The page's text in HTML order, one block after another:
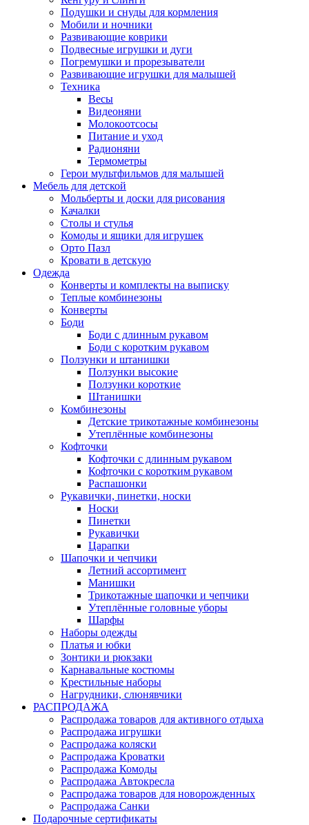
Подушки и снуды для кормления
Мобили и ночники
Развивающие коврики
Подвесные игрушки и дуги
Погремушки и прорезыватели
Развивающие игрушки для малышей
Техника
Весы
Видеоняни
Молокоотсосы
Питание и уход
Радионяни
Термометры
Герои мультфильмов для малышей
Мебель для детской
Мольберты и доски для рисования
Качалки
Столы и стулья
Комоды и ящики для игрушек
Орто Пазл
Кровати в детскую
Одежда
Конверты и комплекты на выписку
Теплые комбинезоны
Конверты
Боди
Боди с длинным рукавом
Боди с коротким рукавом
Ползунки и штанишки
Ползунки высокие
Ползунки короткие
Штанишки
Комбинезоны
Детские трикотажные комбинезоны
Утеплённые комбинезоны
Кофточки
Кофточки с длинным рукавом
Кофточки с коротким рукавом
Распашонки
Рукавички, пинетки, носки
Носки
Пинетки
Рукавички
Царапки
Шапочки и чепчики
Летний ассортимент
Манишки
Трикотажные шапочки и чепчики
Утеплённые головные уборы
Шарфы
Наборы одежды
Платья и юбки
Зонтики и рюкзаки
Карнавальные костюмы
Крестильные наборы
Нагрудники, слюнявчики
РАСПРОДАЖА
Распродажа товаров для активного отдыха
Распродажа игрушки
Распродажа коляски
Распродажа Кроватки
Распродажа Комоды
Распродажа Автокресла
Распродажа товаров для новорожденных
Распродажа Санки
Подарочные сертификаты